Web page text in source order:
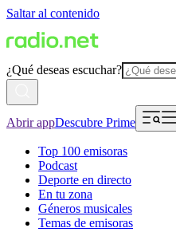
Saltar al contenido
¿Qué deseas escuchar?
Abrir appDescubre Prime
Top 100 emisoras
Podcast
Deporte en directo
En tu zona
Géneros musicales
Temas de emisoras